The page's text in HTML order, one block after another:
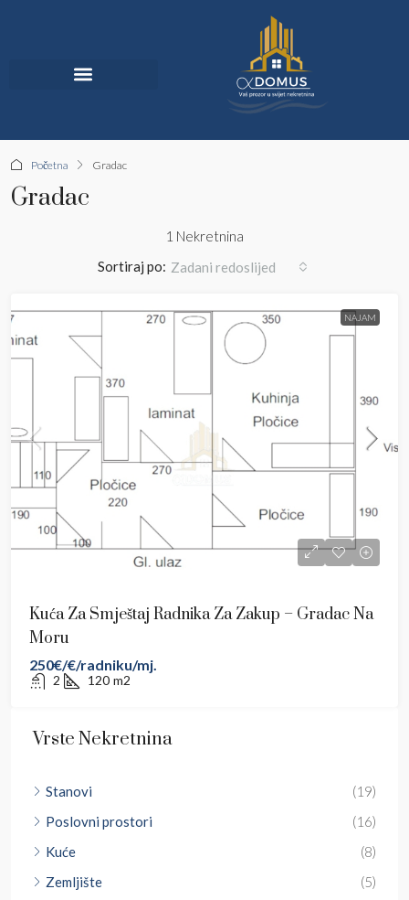
Početna Gradac
Gradac
1 Nekretnina
Sortiraj po: Zadani redoslijed
NAJAM
Kuća Za Smještaj Radnika Za Zakup – Gradac Na
Moru
250€/€/radniku/mj.
2 120 m2
Vrste Nekretnina
Stanovi
(19)
Poslovni prostori
(16)
Kuće
(8)
Zemljište
(5)